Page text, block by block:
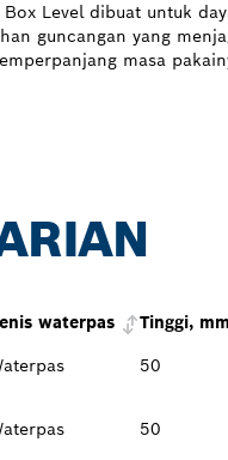
Level dibuat untuk
guncangan yang
masa
waterpas Tinggi, mm
50
50